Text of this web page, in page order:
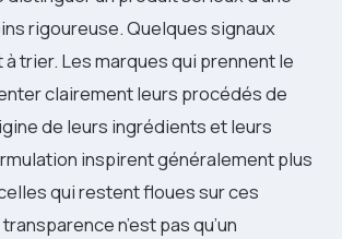
rigoureuse. Quelques signaux
trier. Les marques qui prennent le
clairement leurs procédés de
de leurs ingrédients et leurs
inspirent généralement plus
qui restent floues sur ces
n’est pas qu’un